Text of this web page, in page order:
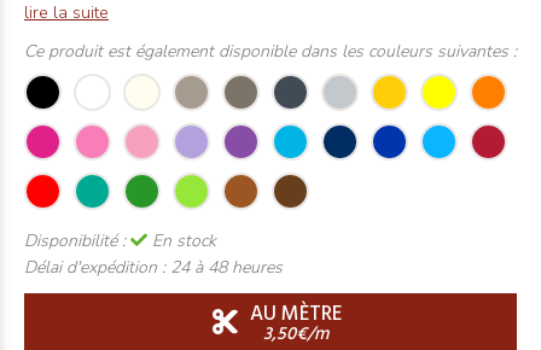
lire la suite
Ce produit est également disponible dans les couleurs suivantes :
Disponibilité :
En stock
Délai d'expédition : 24 à 48 heures
AU MÈTRE
3,50€/m